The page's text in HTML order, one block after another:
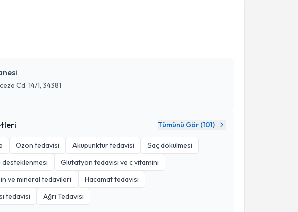
Cd. 14/1, 34381
Tümünü Gör (101)
Ozon tedavisi Akupunktur tedavisi
Saç dökülmesi
desteklenmesi
Glutatyon tedavisi ve c vitamini
ve mineral tedavileri
Hacamat tedavisi
tedavisi
Ağrı Tedavisi